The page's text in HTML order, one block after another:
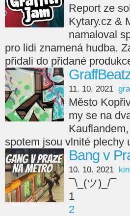
Report ze
Kytary.cz &
namaloval
pro lidi znamená hudba.
přidali do přidané
11. 10. 2021
Město
my se na
spotem jsou vlnité plechy
Bang v
10. 10. 2021
¯\_(ツ)_/¯
1
2